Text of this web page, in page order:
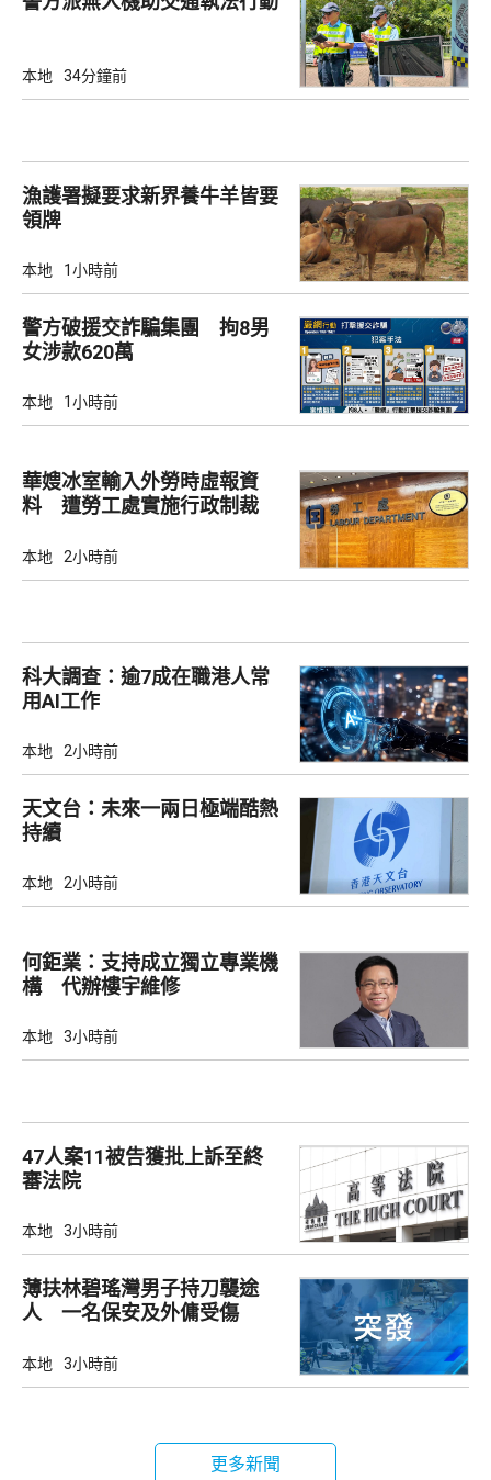
本地 34分鐘前
漁護署擬要求新界養牛羊皆要
領牌
本地 1小時前
警方破援交詐騙集團 拘8男
女涉款620萬
本地 1小時前
華嫂冰室輸入外勞時虛報資
料 遭勞工處實施行政制裁
本地 2小時前
科大調查：逾7成在職港人常
用AI工作
本地 2小時前
天文台：未來一兩日極端酷熱
持續
本地 2小時前
何鉅業：支持成立獨立專業機
構 代辦樓宇維修
本地 3小時前
47人案11被告獲批上訴至終
審法院
本地 3小時前
薄扶林碧瑤灣男子持刀襲途
人 一名保安及外傭受傷
本地 3小時前
更多新聞